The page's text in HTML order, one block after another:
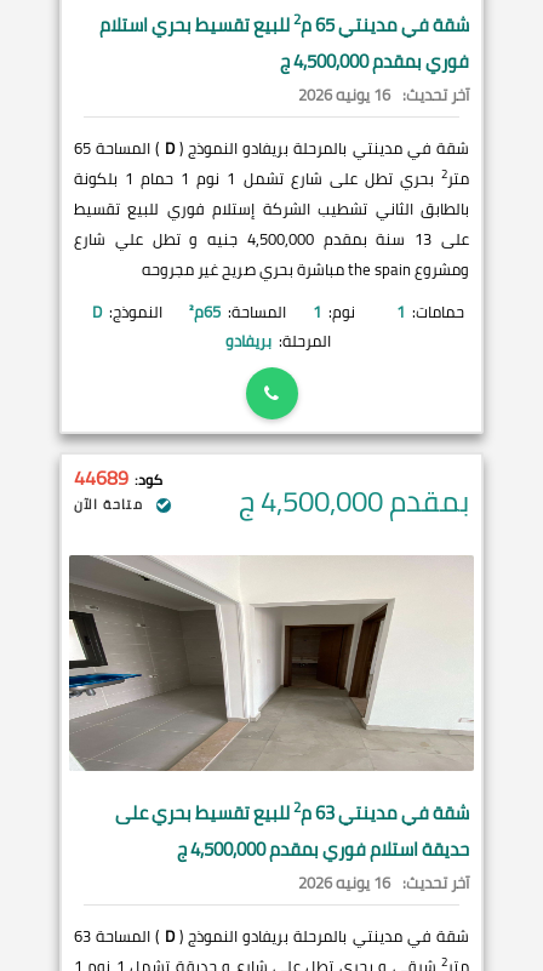
شقة فيمدينتي65 م 2للبيع تقسيط بحري استلام
فوري بمقدم 4,500,000 ج
آخر تحديث: 16 يونيه 2026
شقة في مدينتي بالمرحلة بريفادو النموذج (D
) المساحة 65
متر2
بحري تطل على شارع تشمل 1 نوم 1 حمام 1 بلكونة
بالطابق الثاني تشطيب الشركة إستلام فوري للبيع تقسيط
على 13 سنة بمقدم 4,500,000 جنيه و تطل علي شارع
ومشروع the spain مباشرة بحري صريح غير مجروحه
حمامات: 1 نوم: 1 المساحة: 65م² النموذج: D
المرحلة: بريفادو
بمقدم 4,500,000 ج كود: 44689
متاحة الآن
شقة فيمدينتي 2للبيع تقسيط بحري على
حديقة استلام فوري بمقدم 4,500,000 ج
آخر تحديث: 16 يونيه 2026
شقة في مدينتي بالمرحلة بريفادو النموذج (D
) المساحة 63
2